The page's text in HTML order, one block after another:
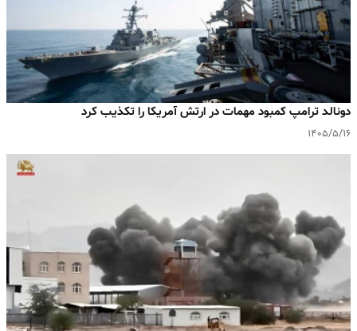
دونالد ترامپ کمبود مهمات در ارتش آمریکا را تکذیب کرد
۱۴۰۵/۵/۱۶